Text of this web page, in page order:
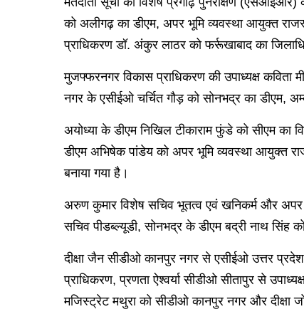
को अलीगढ़ का डीएम, अपर भूमि व्यवस्था आयुक्त
प्राधिकरण डॉ. अंकुर लाठर को फर्रूखाबाद का
मुजफ्फरनगर विकास प्राधिकरण की उपाध्यक्ष कविता
नगर के एसीईओ चर्चित गौड़ को सोनभद्र का डीएम,
अयोध्या के डीएम निखिल टीकाराम फुंडे को सीएम का
डीएम अभिषेक पांडेय को अपर भूमि व्यवस्था आयुक्त
बनाया गया है।
अरुण कुमार विशेष सचिव भूतत्व एवं खनिकर्म और अपर
सचिव पीडब्ल्यूडी, सोनभद्र के डीएम बद्री नाथ सिंह
दीक्षा जैन सीडीओ कानपुर नगर से एसीईओ उत्तर
प्राधिकरण, प्रणता ऐश्वर्या सीडीओ सीतापुर से
मजिस्ट्रेट मथुरा को सीडीओ कानपुर नगर और दीक्षा